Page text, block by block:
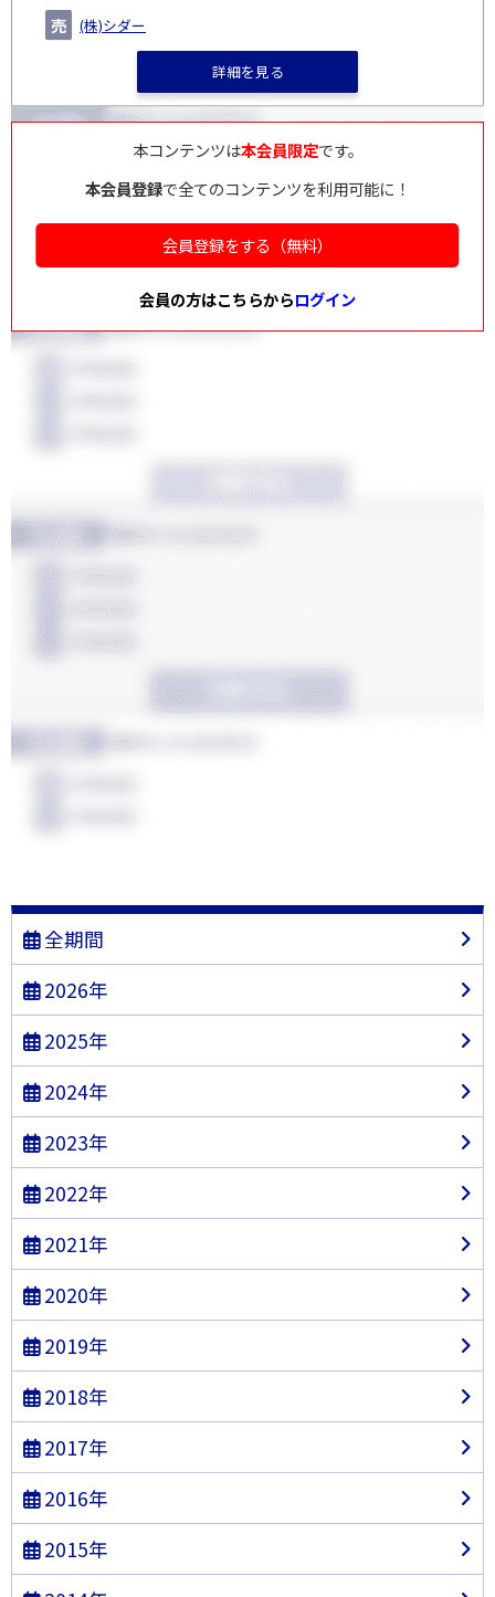
(株)シダー
詳細を見る
本コンテンツは本会員限定です。
本会員登録で全てのコンテンツを利用可能に！
会員登録をする（無料）
会員の方はこちらからログイン
全期間
2026年
2025年
2024年
2023年
2022年
2021年
2020年
2019年
2018年
2017年
2016年
2015年